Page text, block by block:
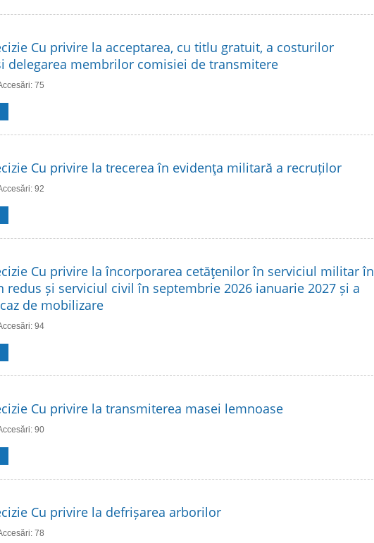
Cu privire la acceptarea, cu titlu gratuit, a costurilor
delegarea membrilor comisiei de transmitere
75
Cu privire la trecerea în evidenţa militară a recruților
92
Cu privire la încorporarea cetăţenilor în serviciul militar în
redus și serviciul civil în septembrie 2026 ianuarie 2027 și a
de mobilizare
94
Cu privire la transmiterea masei lemnoase
90
Cu privire la defrișarea arborilor
78